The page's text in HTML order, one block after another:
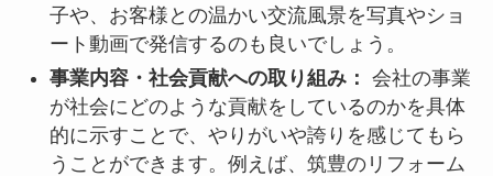
子や、お客様との温かい交流風景を写真やショ
ート動画で発信するのも良いでしょう。
事業内容・社会貢献への取り組み： 会社の事業
が社会にどのような貢献をしているのかを具体
的に示すことで、やりがいや誇りを感じてもら
うことができます。例えば、筑豊のリフォーム